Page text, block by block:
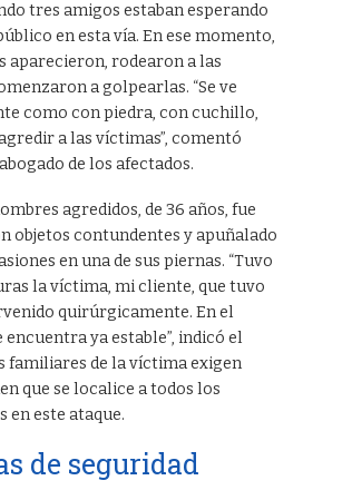
tres amigos estaban esperando
en esta vía. En ese momento,
aparecieron, rodearon a las
a golpearlas. “Se ve
como con piedra, con cuchillo,
a las víctimas”, comentó
de los afectados.
agredidos, de 36 años, fue
objetos contundentes y apuñalado
en una de sus piernas. “Tuvo
la víctima, mi cliente, que tuvo
quirúrgicamente. En el
ya estable”, indicó el
familiares de la víctima exigen
que se localice a todos los
en este ataque.
de seguridad